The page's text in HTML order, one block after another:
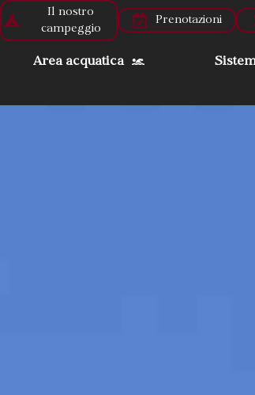
Il nostro
campeggio
Prenotazioni
Area acquatica